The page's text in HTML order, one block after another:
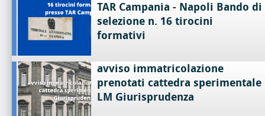
TAR Campania - Napoli Bando di
selezione n. 16 tirocini
formativi
avviso immatricolazione
prenotati cattedra sperimentale
LM Giurisprudenza